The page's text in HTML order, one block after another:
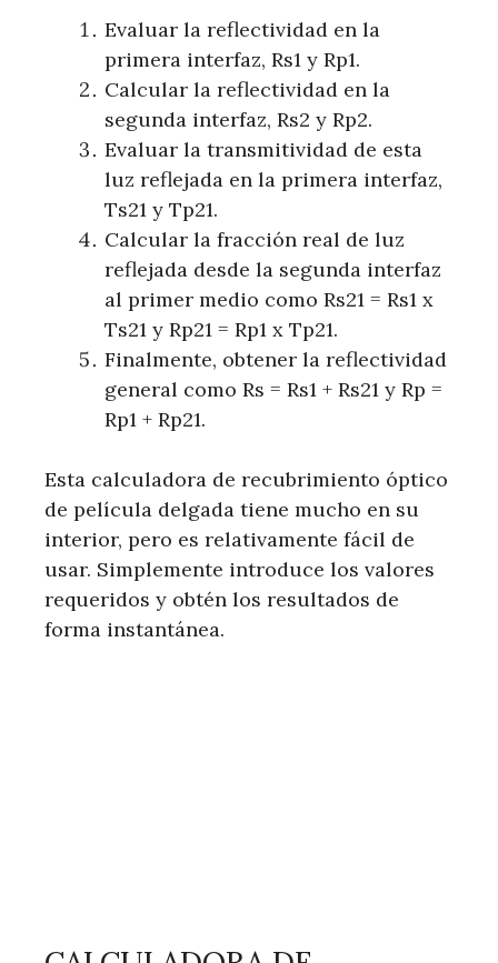
Evaluar la reflectividad en la
primera interfaz, Rs1 y Rp1.
Calcular la reflectividad en la
segunda interfaz, Rs2 y Rp2.
Evaluar la transmitividad de esta
luz reflejada en la primera interfaz,
Ts21 y Tp21.
Calcular la fracción real de luz
reflejada desde la segunda interfaz
al primer medio como Rs21 = Rs1 x
Ts21 y Rp21 = Rp1 x Tp21.
Finalmente, obtener la reflectividad
general como Rs = Rs1 + Rs21 y Rp =
Rp1 + Rp21.
Esta calculadora de recubrimiento óptico
de película delgada tiene mucho en su
interior, pero es relativamente fácil de
usar. Simplemente introduce los valores
requeridos y obtén los resultados de
forma instantánea.